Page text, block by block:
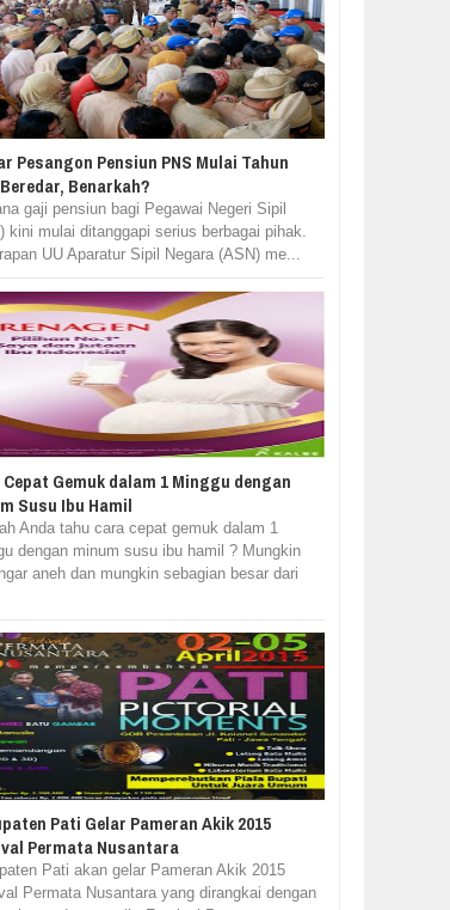
Pesangon Pensiun PNS Mulai Tahun
Benarkah?
gaji pensiun bagi Pegawai Negeri Sipil
kini mulai ditanggapi serius berbagai pihak.
UU Aparatur Sipil Negara (ASN) me...
Gemuk dalam 1 Minggu dengan
Susu Ibu Hamil
Anda tahu cara cepat gemuk dalam 1
dengan minum susu ibu hamil ? Mungkin
aneh dan mungkin sebagian besar dari
Pati Gelar Pameran Akik 2015
Permata Nusantara
Pati akan gelar Pameran Akik 2015
Permata Nusantara yang dirangkai dengan